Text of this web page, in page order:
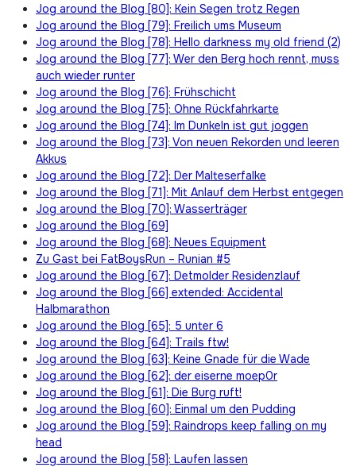
Jog around the Blog [80]: Kein Segen trotz Regen
Jog around the Blog [79]: Freilich ums Museum
Jog around the Blog [78]: Hello darkness my old friend (2)
Jog around the Blog [77]: Wer den Berg hoch rennt, muss
auch wieder runter
Jog around the Blog [76]: Frühschicht
Jog around the Blog [75]: Ohne Rückfahrkarte
Jog around the Blog [74]: Im Dunkeln ist gut joggen
Jog around the Blog [73]: Von neuen Rekorden und leeren
Akkus
Jog around the Blog [72]: Der Malteserfalke
Jog around the Blog [71]: Mit Anlauf dem Herbst entgegen
Jog around the Blog [70]: Wasserträger
Jog around the Blog [69]
Jog around the Blog [68]: Neues Equipment
Zu Gast bei FatBoysRun – Runian #5
Jog around the Blog [67]: Detmolder Residenzlauf
Jog around the Blog [66] extended: Accidental
Halbmarathon
Jog around the Blog [65]: 5 unter 6
Jog around the Blog [64]: Trails ftw!
Jog around the Blog [63]: Keine Gnade für die Wade
Jog around the Blog [62]: der eiserne moep0r
Jog around the Blog [61]: Die Burg ruft!
Jog around the Blog [60]: Einmal um den Pudding
Jog around the Blog [59]: Raindrops keep falling on my
head
Jog around the Blog [58]: Laufen lassen